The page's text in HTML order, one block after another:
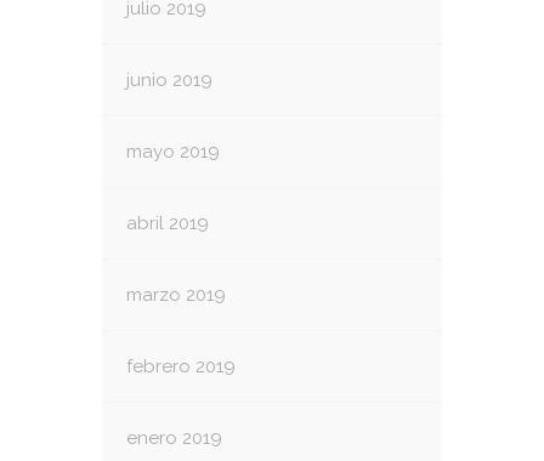
julio 2019
junio 2019
mayo 2019
abril 2019
marzo 2019
febrero 2019
enero 2019